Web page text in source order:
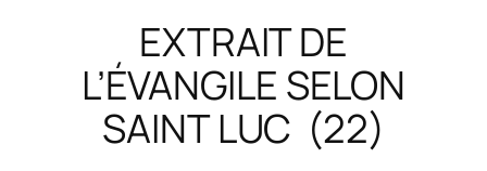
EXTRAIT DE
L’ÉVANGILE SELON
SAINT LUC (22)